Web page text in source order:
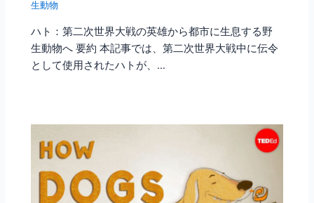
生動物
ハト：第二次世界大戦の英雄から都市に生息する野
生動物へ 要約 本記事では、第二次世界大戦中に伝令
として使用されたハトが、…